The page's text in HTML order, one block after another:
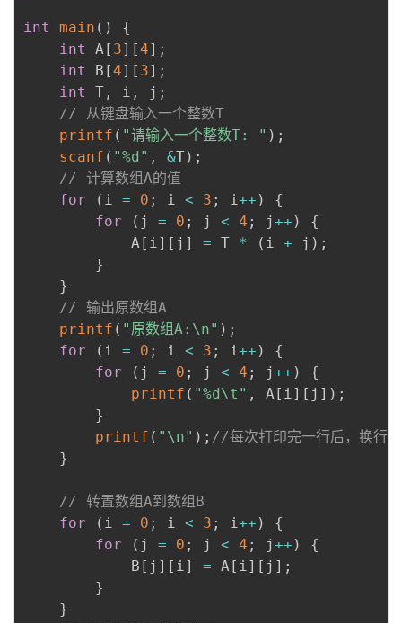
int main ( )
{
int
A[ 3] [4] ;
int
B [4] [ 3] ;
int
T , i , j ;
// 从键盘输入一个整数T
printf ( "请输入一个整数T: " ) ;
scanf ( "%d" , &T) ;
// 计算数组A的值
for
( i = 0 ; i < 3 ; i++ )
{
for
( j = 0 ; j < 4 ; j ++ )
{
            A
[ i] [ j ] = T * ( i + j ) ;
}
}
// 输出原数组A
printf ( "原数组A:\n" ) ;
for
( i = 0 ; i < 3 ; i++ )
{
for
( j = 0 ; j < 4 ; j ++ )
{
printf ( "%d\t" , A[ i] [ j ] ) ;
}
printf ( "\n" ) ; //每次打印完一行后，换行
}
// 转置数组A到数组B
for
( i = 0 ; i < 3 ; i++ )
{
for
( j = 0 ; j < 4 ; j ++ )
{
            B
[ j ] [ i] = A[ i] [ j ] ;
}
}